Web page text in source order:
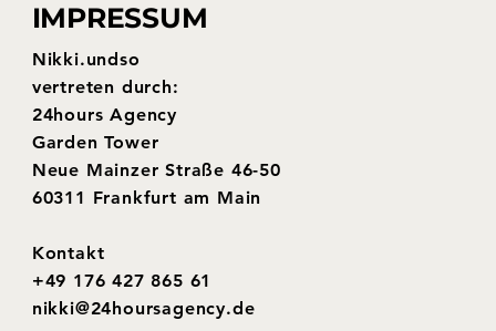
IMPRESSUM
Nikki.undso
vertreten durch:
24hours Agency
Garden Tower
Neue Mainzer Straße 46-50
60311 Frankfurt am Main
Kontakt
+49 176 427 865 61
nikki@24hoursagency.de